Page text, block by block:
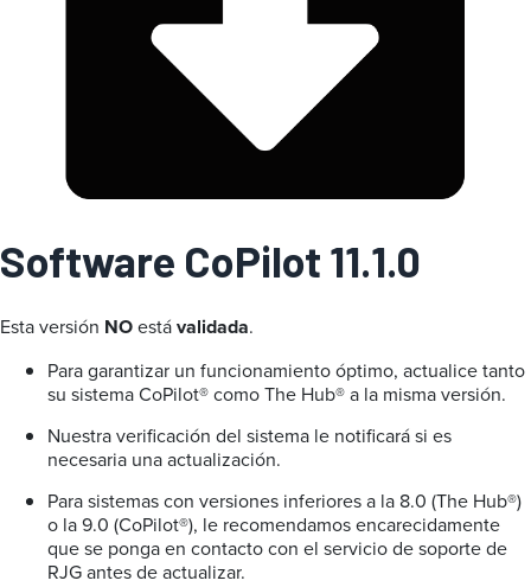
Software CoPilot 11.1.0
Esta versión NOestávalidada.
Para garantizar un funcionamiento óptimo, actualice tanto
su sistema CoPilot® como The Hub® a la misma versión.
Nuestra verificación del sistema le notificará si es
necesaria una actualización.
Para sistemas con versiones inferiores a la 8.0 (The Hub®)
o la 9.0 (CoPilot®), le recomendamos encarecidamente
que se ponga en contacto con el servicio de soporte de
RJG antes de actualizar.